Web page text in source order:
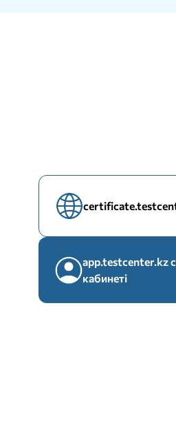
app.testcenter.kz
кабинеті